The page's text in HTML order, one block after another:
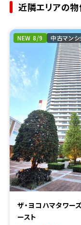
近隣エリアの
NEW 8/9 中古マンシ
ザ・ヨコハマタワ
ースト